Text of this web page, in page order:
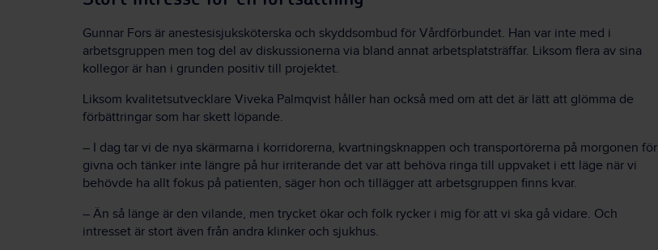
Gunnar Fors är anestesisjuksköterska och skyddsombud för Vårdförbundet. Han var inte med i
arbetsgruppen men tog del av diskussionerna via bland annat arbetsplatsträffar. Liksom flera av sina
kollegor är han i grunden positiv till projektet.
Liksom kvalitetsutvecklare Viveka Palmqvist håller han också med om att det är lätt att glömma de
förbättringar som har skett löpande.
– I dag tar vi de nya skärmarna i korridorerna, kvartningsknappen och transportörerna på morgonen för
givna och tänker inte längre på hur irriterande det var att behöva ringa till uppvaket i ett läge när vi
behövde ha allt fokus på patienten, säger hon och tillägger att arbetsgruppen finns kvar.
– Än så länge är den vilande, men trycket ökar och folk rycker i mig för att vi ska gå vidare. Och
intresset är stort även från andra klinker och sjukhus.